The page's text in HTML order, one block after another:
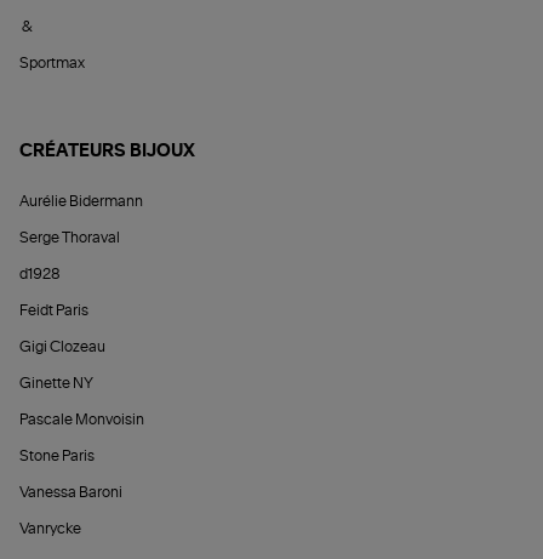
&
Sportmax
CRÉATEURS BIJOUX
Aurélie Bidermann
Serge Thoraval
d1928
Feidt Paris
Gigi Clozeau
Ginette NY
Pascale Monvoisin
Stone Paris
Vanessa Baroni
Vanrycke